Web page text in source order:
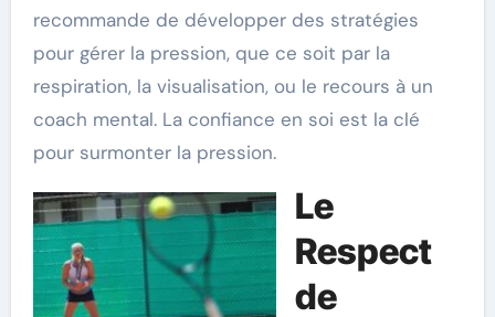
recommande de développer des stratégies
pour gérer la pression, que ce soit par la
respiration, la visualisation, ou le recours à un
coach mental. La confiance en soi est la clé
pour surmonter la pression.
Le
Respect
de